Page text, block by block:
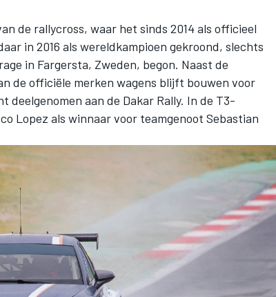
de rallycross, waar het sinds 2014 als officieel
in 2016 als wereldkampioen gekroond, slechts
in Fargersta, Zweden, begon. Naast de
de officiële merken wagens blijft bouwen voor
aan de Dakar Rally. In de T3-
Lopez als winnaar voor teamgenoot Sebastian